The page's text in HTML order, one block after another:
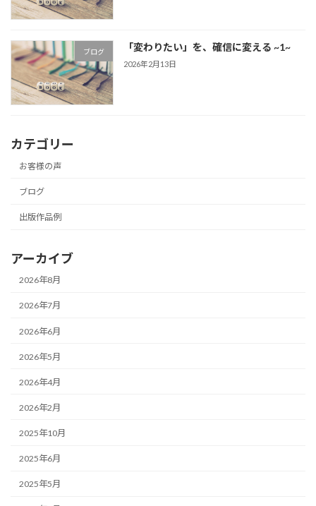
ブログ 「変わりたい」を、確信に変える ~1~
2026年2月13日
カテゴリー
お客様の声
ブログ
出版作品例
アーカイブ
2026年8月
2026年7月
2026年6月
2026年5月
2026年4月
2026年2月
2025年10月
2025年6月
2025年5月